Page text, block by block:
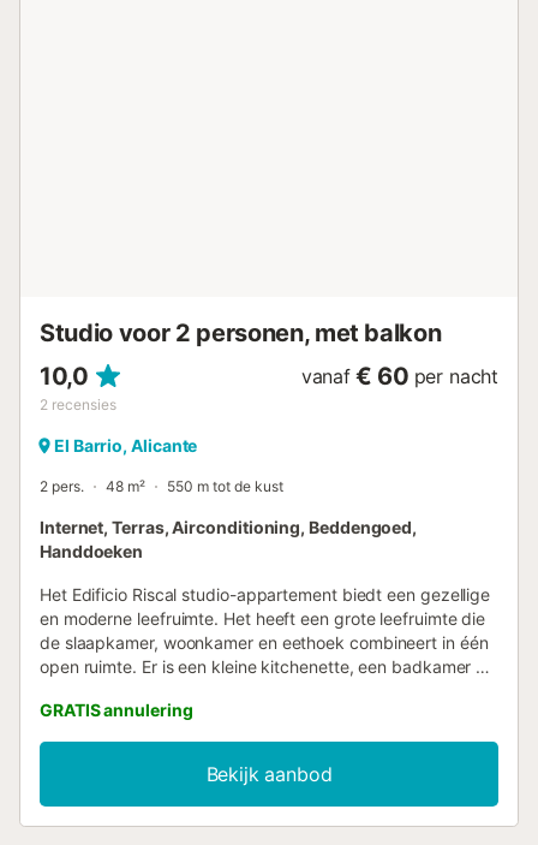
Studio voor 2 personen, met balkon
10,0
2 recensies
vanaf € 60 per nacht
El Barrio, Alicante
2 pers. 48 m² 550 m tot de kust
Internet, Terras, Airconditioning, Beddengoed,
Handdoeken
Het Edificio Riscal studio-appartement biedt een gezellige
en moderne leefruimte. Het heeft een grote leefruimte die
de slaapkamer, woonkamer en eethoek combineert in één
open ruimte. Er is een kleine kitchenette, een badkamer en
efficiënt om de beschikbare ruimte optimaal te benutten.
Centrale locatie en gezellige ruimte...
GRATIS annulering
Bekijk aanbod